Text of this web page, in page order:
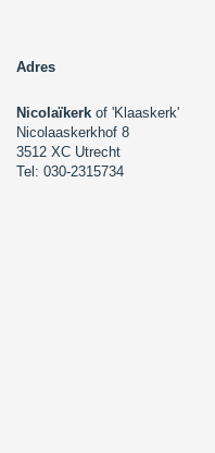
Adres
Nicolaïkerk of 'Klaaskerk'
Nicolaaskerkhof 8
3512 XC Utrecht
Tel: 030-2315734